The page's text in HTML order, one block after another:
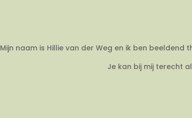
Mijn naam is Hillie van der Weg en ik ben
Je kan bij mij terecht